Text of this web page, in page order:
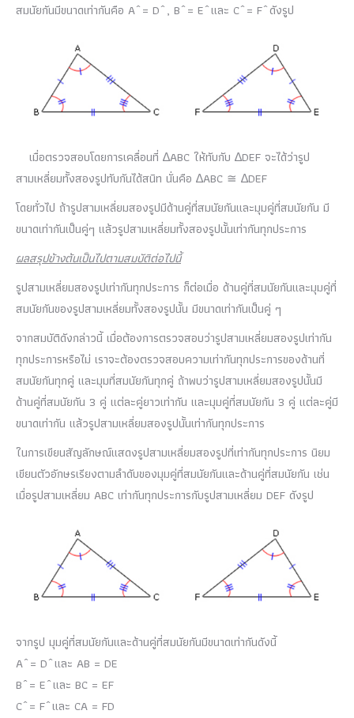
สมนัยกันมีขนาดเท่ากันคือ A ̂ = D ̂ , B ̂ = E ̂ และ C ̂ = F ̂ ดังรูป
เมื่อตรวจสอบโดยการเคลื่อนที่ ∆ABC ให้ทับกับ ∆DEF จะได้ว่ารูป
สามเหลี่ยมทั้งสองรูปทับกันได้สนิท นั่นคือ ∆ABC ≅ ∆DEF
โดยทั่วไป ถ้ารูปสามเหลี่ยมสองรูปมีด้านคู่ที่สมนัยกันและมุมคู่ที่สมนัยกัน มี
ขนาดเท่ากันเป็นคู่ๆ แล้วรูปสามเหลี่ยมทั้งสองรูปนั้นเท่ากันทุกประการ
ผลสรุปข้างต้นเป็นไปตามสมบัติต่อไปนี้
รูปสามเหลี่ยมสองรูปเท่ากันทุกประการ ก็ต่อเมื่อ ด้านคู่ที่สมนัยกันและมุมคู่ที่
สมนัยกันของรูปสามเหลี่ยมทั้งสองรูปนั้น มีขนาดเท่ากันเป็นคู่ ๆ
จากสมบัติดังกล่าวนี้ เมื่อต้องการตรวจสอบว่ารูปสามเหลี่ยมสองรูปเท่ากัน
ทุกประการหรือไม่ เราจะต้องตรวจสอบความเท่ากันทุกประการของด้านที่
สมนัยกันทุกคู่ และมุมที่สมนัยกันทุกคู่ ถ้าพบว่ารูปสามเหลี่ยมสองรูปนั้นมี
ด้านคู่ที่สมนัยกัน 3 คู่ แต่ละคู่ยาวเท่ากัน และมุมคู่ที่สมนัยกัน 3 คู่ แต่ละคู่มี
ขนาดเท่ากัน แล้วรูปสามเหลี่ยมสองรูปนั้นเท่ากันทุกประการ
ในการเขียนสัญลักษณ์แสดงรูปสามเหลี่ยมสองรูปที่เท่ากันทุกประการ นิยม
เขียนตัวอักษรเรียงตามลำดับของมุมคู่ที่สมนัยกันและด้านคู่ที่สมนัยกัน เช่น
เมื่อรูปสามเหลี่ยม ABC เท่ากันทุกประการกับรูปสามเหลี่ยม DEF ดังรูป
จากรูป มุมคู่ที่สมนัยกันและด้านคู่ที่สมนัยกันมีขนาดเท่ากันดังนี้
A ̂ = D ̂ และ AB = DE
B ̂ = E ̂ และ BC = EF
C ̂ = F ̂ และ CA = FD